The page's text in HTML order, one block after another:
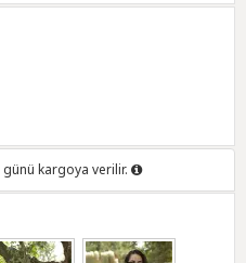
günü kargoya verilir.